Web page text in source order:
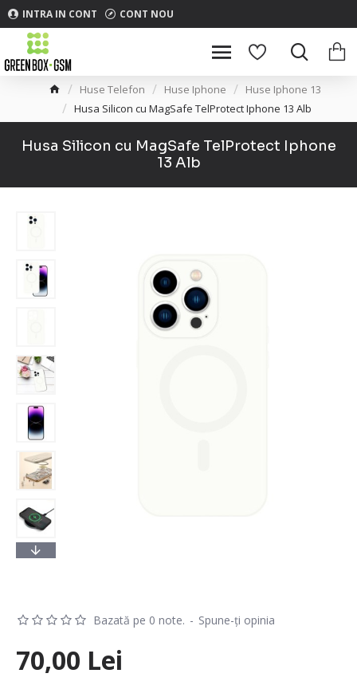
INTRA IN CONT CONT NOU
Huse Telefon Huse Iphone
Huse Iphone 13
Husa Silicon cu MagSafe TelProtect Iphone 13 Alb
Husa Silicon cu MagSafe TelProtect Iphone
13 Alb
Bazată pe 0 note. - Spune-ţi opinia
70,00 Lei